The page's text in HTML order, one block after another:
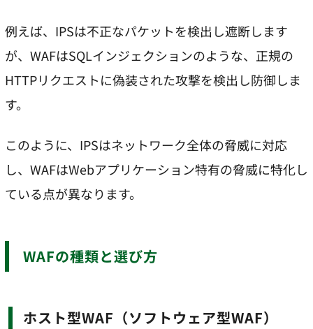
例えば、IPSは不正なパケットを検出し遮断します
が、WAFはSQLインジェクションのような、正規の
HTTPリクエストに偽装された攻撃を検出し防御しま
す。
このように、IPSはネットワーク全体の脅威に対応
し、WAFはWebアプリケーション特有の脅威に特化し
ている点が異なります。
WAFの種類と選び方
ホスト型WAF（ソフトウェア型WAF）